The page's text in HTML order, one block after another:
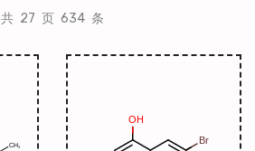
共 27 页 634 条